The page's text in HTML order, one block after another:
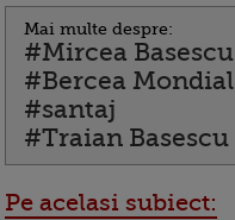
Mai multe despre:
#Mircea Basescu
#Bercea Mondial
#santaj
#Traian Basescu
Pe acelasi subiect: